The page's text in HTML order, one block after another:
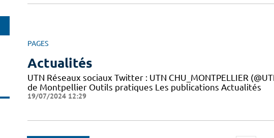
PAGES
Actualités
UTN Réseaux sociaux Twitter : UTN CHU_MONTPELLIER
de Montpellier Outils pratiques Les publications Actualités
19/07/2024 12:29